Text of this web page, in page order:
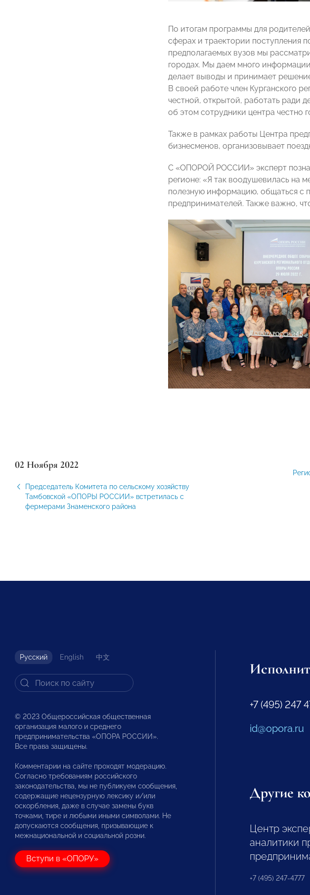
По итогам программы для
сферах и траектории поступления
предполагаемых вузов мы
городах. Мы даем много
делает выводы и принимает
В своей работе член Курганского
честной, открытой, работать ради
об этом сотрудники центра честно
Также в рамках работы Центра
бизнесменов, организовывает
С «ОПОРОЙ РОССИИ» эксперт
регионе: «Я так воодушевилась на
полезную информацию, общаться с
предпринимателей. Также важно,
02 Ноября 2022
Председатель Комитета по сельскому хозяйству
Тамбовской «ОПОРЫ РОССИИ» встретилась с
фермерами Знаменского района
Русский English 中文
© 2023 Общероссийская общественная
организация малого и среднего
предпринимательства «ОПОРА РОССИИ».
Все права защищены.
Комментарии на сайте проходят модерацию.
Согласно требованиям российского
законодательства, мы не публикуем сообщения,
содержащие нецензурную лексику и/или
оскорбления, даже в случае замены букв
точками, тире и любыми иными символами. Не
допускаются сообщения, призывающие к
межнациональной и социальной розни.
Вступи в «ОПОРУ»
+7 (495) 247
id@opora.ru
Другие
Центр
аналитики
+7 (495) 247-4777